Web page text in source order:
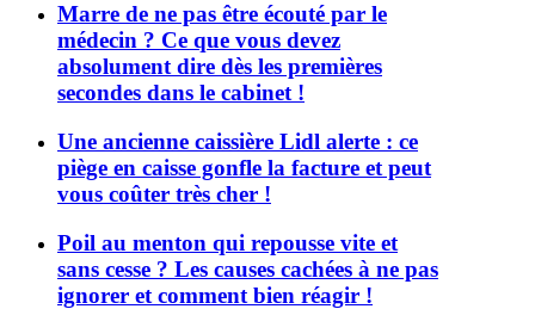
Marre de ne pas être écouté par le
médecin ? Ce que vous devez
absolument dire dès les premières
secondes dans le cabinet !
Une ancienne caissière Lidl alerte : ce
piège en caisse gonfle la facture et peut
vous coûter très cher !
Poil au menton qui repousse vite et
sans cesse ? Les causes cachées à ne pas
ignorer et comment bien réagir !